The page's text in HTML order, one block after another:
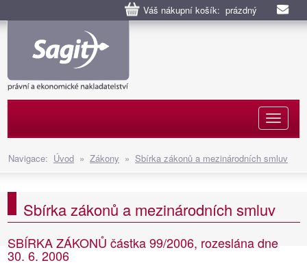
Váš nákupní košík: prázdný
Navigace: Úvod » Zákony » Sbírka zákonů a mezinárodních smluv
Sbírka zákonů a mezinárodních smluv
SBÍRKA ZÁKONŮ částka 99/2006, rozeslána dne
30. 6. 2006